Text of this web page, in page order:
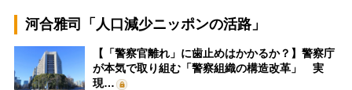
河合雅司「人口減少ニッポンの活路」
【「警察官離れ」に歯止めはかかるか？】警察庁
が本気で取り組む「警察組織の構造改革」 実
現…